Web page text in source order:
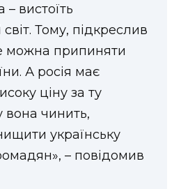
– вистоїть
Тому, підкреслив
можна припиняти
А росія має
ціну за ту
вона чинить,
українську
– повідомив